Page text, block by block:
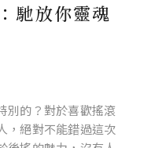
馳放你靈魂
別的？對於喜歡搖滾
，絕對不能錯過這次